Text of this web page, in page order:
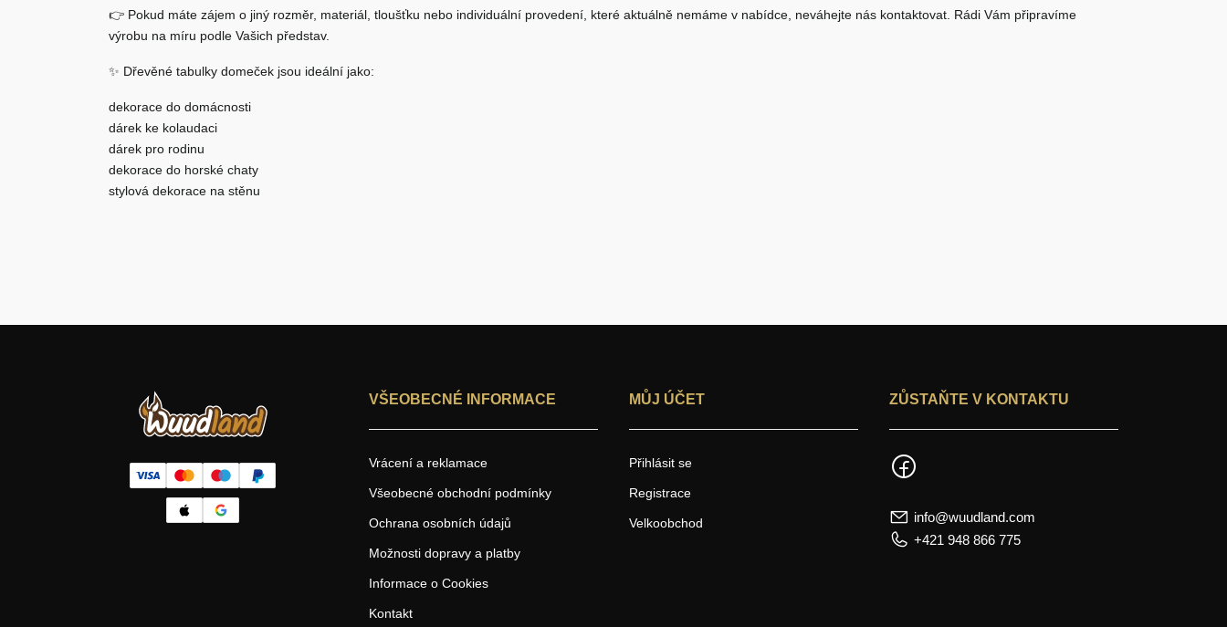
👉 Pokud máte zájem o jiný rozměr, materiál, tloušťku nebo individuální provedení, které aktuálně nemáme v nabídce, neváhejte nás kontaktovat. Rádi Vám připravíme
výrobu na míru podle Vašich představ.
✨ Dřevěné tabulky domeček jsou ideální jako:
dekorace do domácnosti
dárek ke kolaudaci
dárek pro rodinu
dekorace do horské chaty
stylová dekorace na stěnu
VŠEOBECNÉ INFORMACE
Vrácení a reklamace
Všeobecné obchodní podmínky
Ochrana osobních údajů
Možnosti dopravy a platby
Informace o Cookies
Kontakt
MŮJ ÚČET
Přihlásit se
Registrace
Velkoobchod
ZŮSTAŇTE V KONTAKTU
info@wuudland.com
+421 948 866 775